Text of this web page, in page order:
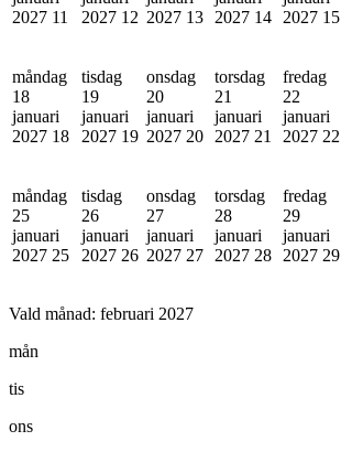
2027 11
2027 12 2027 13
2027 14
2027 15
måndag
18
januari
2027 18
tisdag
19
januari
2027 19
onsdag
20
januari
2027 20
torsdag
21
januari
2027 21
fredag
22
januari
2027 22
måndag
25
januari
2027 25
tisdag
26
januari
2027 26
onsdag
27
januari
2027 27
torsdag
28
januari
2027 28
fredag
29
januari
2027 29
Vald månad: februari 2027
mån
tis
ons